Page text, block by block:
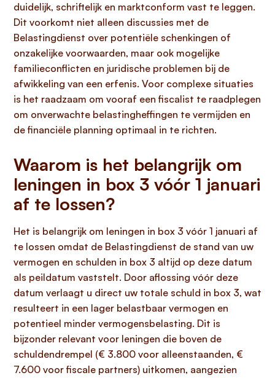
duidelijk, schriftelijk en marktconform vast te leggen.
Dit voorkomt niet alleen discussies met de
Belastingdienst over potentiële schenkingen of
onzakelijke voorwaarden, maar ook mogelijke
familieconflicten en juridische problemen bij de
afwikkeling van een erfenis. Voor complexe situaties
is het raadzaam om vooraf een fiscalist te raadplegen
om onverwachte belastingheffingen te vermijden en
de financiële planning optimaal in te richten.
Waarom is het belangrijk om
leningen in box 3 vóór 1 januari
af te lossen?
Het is belangrijk om leningen in box 3 vóór 1 januari af
te lossen omdat de Belastingdienst de stand van uw
vermogen en schulden in box 3 altijd op deze datum
als peildatum vaststelt. Door aflossing vóór deze
datum verlaagt u direct uw totale schuld in box 3, wat
resulteert in een lager belastbaar vermogen en
potentieel minder vermogensbelasting. Dit is
bijzonder relevant voor leningen die boven de
schuldendrempel (€ 3.800 voor alleenstaanden, €
7.600 voor fiscale partners) uitkomen, aangezien